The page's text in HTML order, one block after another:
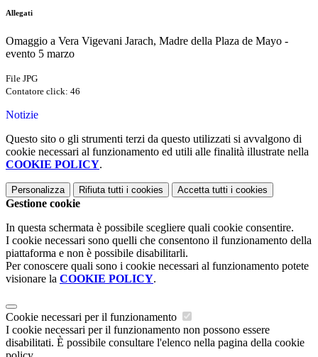
Allegati
Omaggio a Vera Vigevani Jarach, Madre della Plaza de Mayo -
evento 5 marzo
File JPG
Contatore click: 46
Notizie
Questo sito o gli strumenti terzi da questo utilizzati si avvalgono di
cookie necessari al funzionamento ed utili alle finalità illustrate nella
COOKIE POLICY.
Personalizza Rifiuta tutti i cookies Accetta tutti i cookies
Gestione cookie
In questa schermata è possibile scegliere quali cookie consentire.
I cookie necessari sono quelli che consentono il funzionamento della
piattaforma e non è possibile disabilitarli.
Per conoscere quali sono i cookie necessari al funzionamento potete
visionare la COOKIE POLICY.
Cookie necessari per il funzionamento
I cookie necessari per il funzionamento non possono essere
disabilitati. È possibile consultare l'elenco nella pagina della cookie